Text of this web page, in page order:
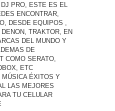
PRO, ESTE ES EL
ENCONTRAR,
DESDE EQUIPOS ,
TRAKTOR, EN
DEL MUNDO Y
DE
COMO SERATO,
ETC
MÚSICA ÉXITOS Y
LAS MEJORES
TU CELULAR